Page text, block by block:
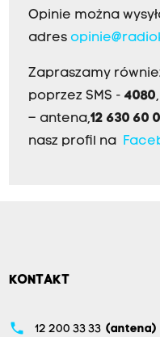
Opinie można
adres
Zapraszamy
poprzez SMS - 4080
– antena,12 630 60
nasz profil na
KONTAKT
phone 12 200 33 33 (antena)